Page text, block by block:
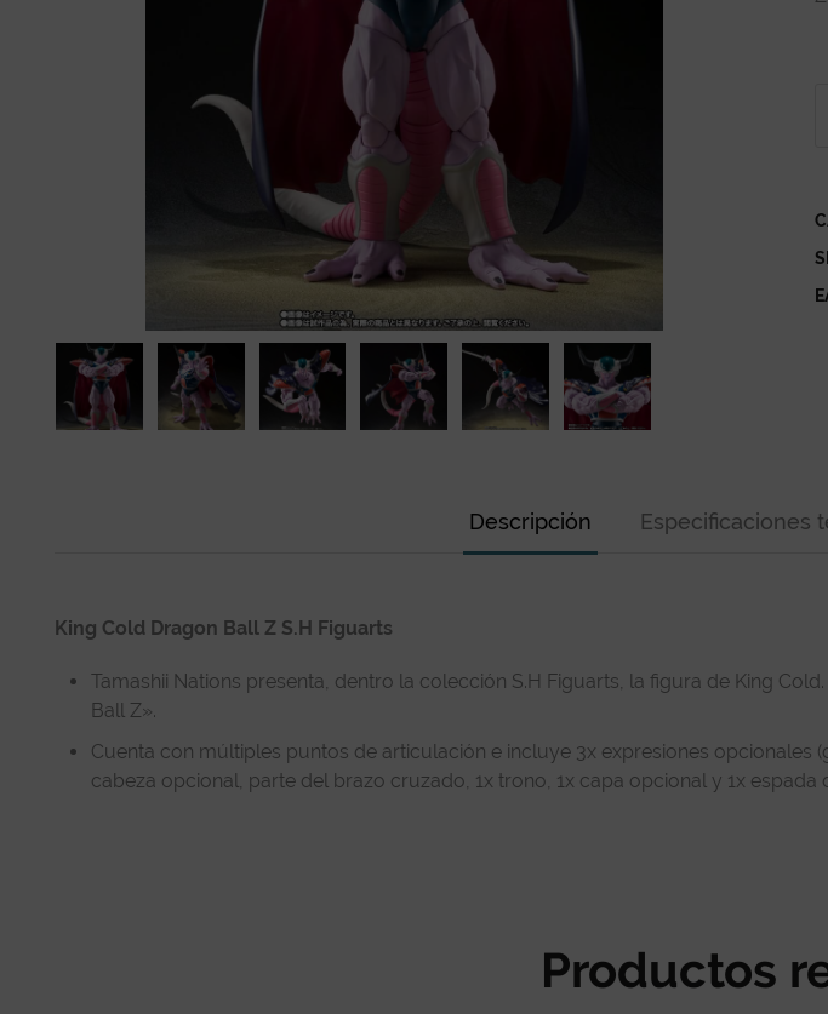
Descripción Especificaciones
King Cold Dragon Ball Z S.H Figuarts
Tamashii Nations presenta, dentro la colección S.H Figuarts, la figura de King
Ball Z».
Cuenta con múltiples puntos de articulación e incluye 3x expresiones
cabeza opcional, parte del brazo cruzado, 1x trono, 1x capa opcional y 1x espada
Productos